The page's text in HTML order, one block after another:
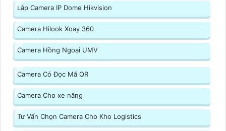
Lắp Camera IP Dome Hikvision
Camera Hilook Xoay 360
Camera Hồng Ngoại UMV
Camera Có Đọc Mã QR
Camera Cho xe nâng
Tư Vấn Chọn Camera Cho Kho Logistics